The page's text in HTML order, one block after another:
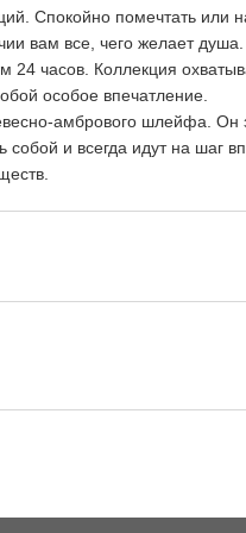
Спокойно помечтать или
вам все, чего желает
часов. Коллекция
особое впечатление.
амбрового шлейфа. Он
и всегда идут на шаг